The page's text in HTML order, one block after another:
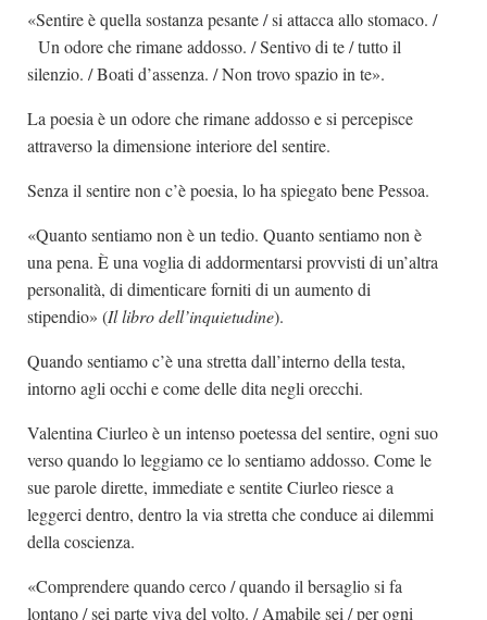
«Sentire è quella sostanza pesante / si attacca allo stomaco. /
Un odore che rimane addosso. / Sentivo di te / tutto il
silenzio. / Boati d’assenza. / Non trovo spazio in te».
La poesia è un odore che rimane addosso e si percepisce
attraverso la dimensione interiore del sentire.
Senza il sentire non c’è poesia, lo ha spiegato bene Pessoa.
«Quanto sentiamo non è un tedio. Quanto sentiamo non è
una pena. È una voglia di addormentarsi provvisti di un’altra
personalità, di dimenticare forniti di un aumento di
stipendio» (Il libro dell’inquietudine).
Quando sentiamo c’è una stretta dall’interno della testa,
intorno agli occhi e come delle dita negli orecchi.
Valentina Ciurleo è un intenso poetessa del sentire, ogni suo
verso quando lo leggiamo ce lo sentiamo addosso. Come le
sue parole dirette, immediate e sentite Ciurleo riesce a
leggerci dentro, dentro la via stretta che conduce ai dilemmi
della coscienza.
«Comprendere quando cerco / quando il bersaglio si fa
lontano / sei parte viva del volto. / Amabile sei / per ogni